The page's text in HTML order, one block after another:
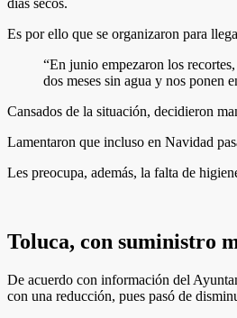
días secos.
Es por ello que se organizaron para
“En junio empezaron los
dos meses sin agua y nos ponen
Cansados de la situación, decidieron
Lamentaron que incluso en Navidad
Les preocupa, además, la falta de
Toluca, con suministro
De acuerdo con información del
con una reducción, pues pasó de